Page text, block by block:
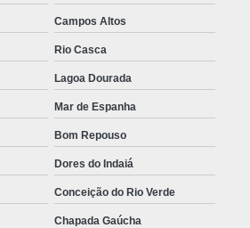
Campos Altos
Rio Casca
Lagoa Dourada
Mar de Espanha
Bom Repouso
Dores do Indaiá
Conceição do Rio Verde
Chapada Gaúcha